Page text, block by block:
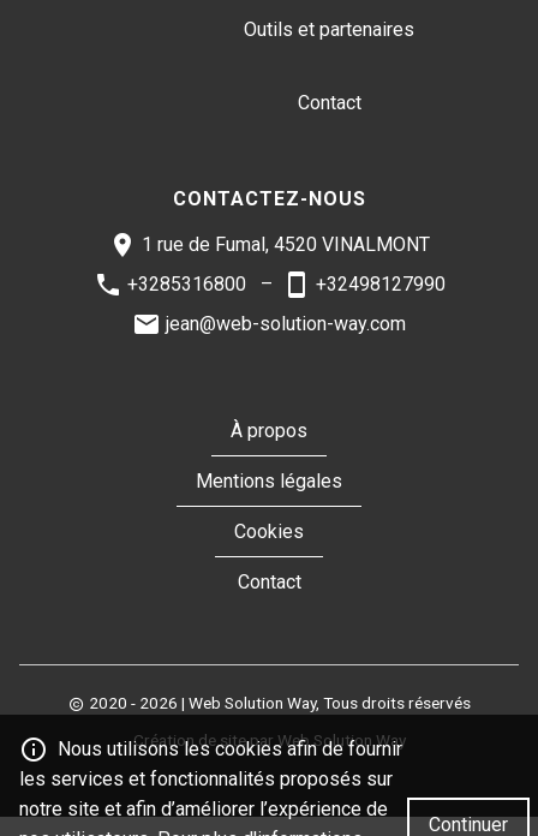
Continuer
Nous utilisons les cookies afin de fournir
les services et fonctionnalités proposés sur
notre site et afin d’améliorer l’expérience de
Outils et partenaires
Contact
CONTACTEZ-NOUS
1 rue de Fumal, 4520 VINALMONT
+3285316800
+32498127990
jean@web-solution-way.com
À propos
Mentions légales
Cookies
Contact
2020 - 2026 | Web Solution Way, Tous droits réservés
Création de site par Web Solution Way